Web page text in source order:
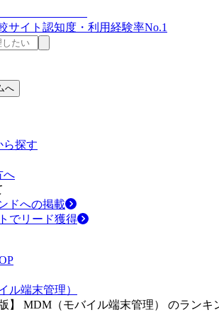
サイト 認知度・利用経験率No.1
へ
ら探す
へ
ドへの掲載
でリード獲得
ル端末管理）
版】 MDM（モバイル端末管理） のランキ